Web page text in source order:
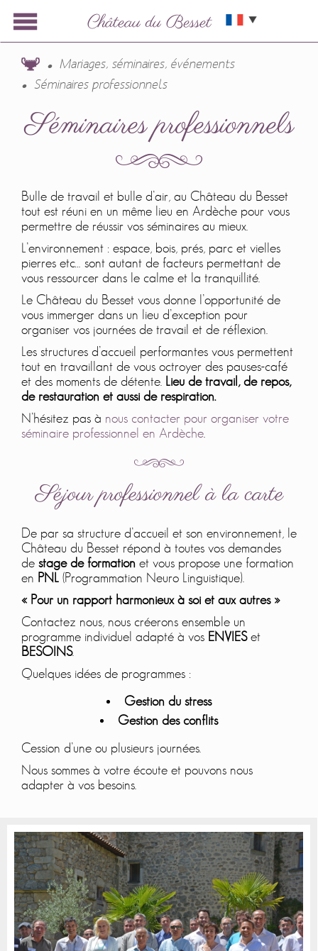
Mariages, séminaires, événements
Séminaires professionnels
Séminaires professionnels
Bulle de travail et bulle d’air, au Château du Besset
tout est réuni en un même lieu en Ardèche pour vous
permettre de réussir vos séminaires au mieux.
L’environnement : espace, bois, prés, parc et vielles
pierres etc… sont autant de facteurs permettant de
vous ressourcer dans le calme et la tranquillité.
Le Château du Besset vous donne l’opportunité de
vous immerger dans un lieu d’exception pour
organiser vos journées de travail et de réflexion.
Les structures d’accueil performantes vous permettent
tout en travaillant de vous octroyer des pauses-café
et des moments de détente. Lieu de travail, de repos,
de restauration et aussi de respiration.
N’hésitez pas à nous contacter pour organiser votre
séminaire professionnel en Ardèche.
Séjour professionnel à la carte
De par sa structure d’accueil et son environnement, le
Château du Besset répond à toutes vos demandes
de stage de formation et vous propose une formation
en PNL (Programmation Neuro Linguistique).
« Pour un rapport harmonieux à soi et aux autres »
Contactez nous, nous créerons ensemble un
programme individuel adapté à vos ENVIESet
BESOINS.
Quelques idées de programmes :
Gestion du stress
Gestion des conflits
Cession d’une ou plusieurs journées.
Nous sommes à votre écoute et pouvons nous
adapter à vos besoins.